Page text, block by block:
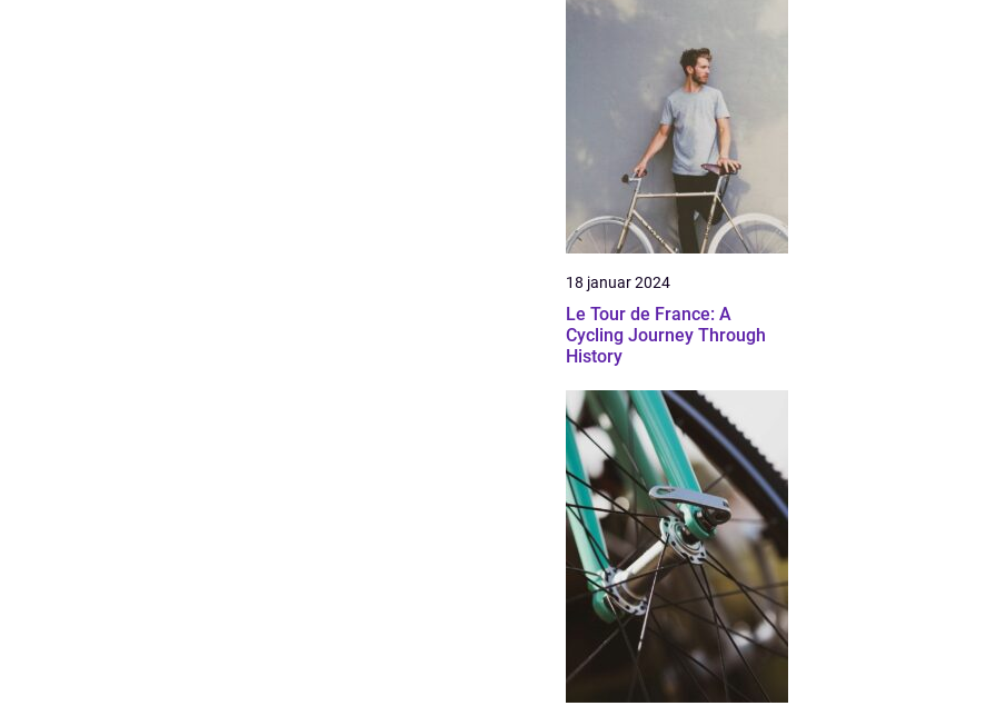
18 januar 2024
Le Tour de France: A
Cycling Journey Through
History